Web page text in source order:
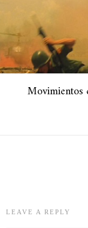
Movimientos
LEAVE A REPLY